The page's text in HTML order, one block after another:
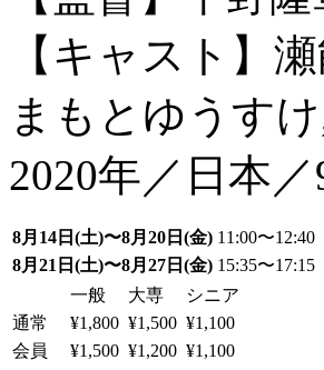
【キャスト】
まもとゆうす
2020年／日本
8月14日(土)〜8月20日(金) 11:00〜12:40
8月21日(土)〜8月27日(金) 15:35〜17:15
一般
大専
シニア
通常
¥1,800 ¥1,500 ¥1,100
会員
¥1,500 ¥1,200 ¥1,100